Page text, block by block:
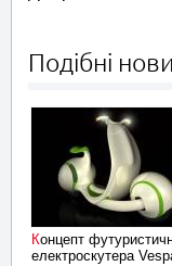
Подібні
Концепт футуристичного
електроскутера